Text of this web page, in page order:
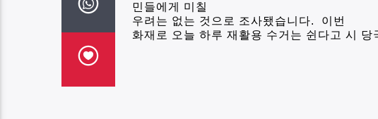
민들에게 미칠
우려는 없는 것으로 조사됐습니다.
이번
화재로 오늘 하루 재활용 수거는 쉰다고 시 당